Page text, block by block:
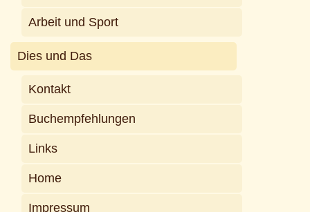
Arbeit und Sport
Dies und Das
Kontakt
Buchempfehlungen
Links
Home
Impressum